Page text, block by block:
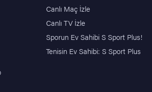
Canlı Maç İzle
Canlı TV İzle
Sporun Ev Sahibi S Sport Plus!
Tenisin Ev Sahibi: S Sport Plus